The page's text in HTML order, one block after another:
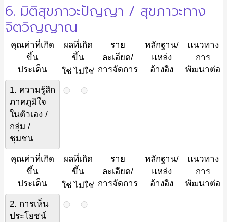
6. มิติสุขภาวะปัญญา / สุขภาวะทาง
จิตวิญญาณ
คุณค่าที่เกิด
ขึ้น
ประเด็น
ผลที่เกิด
ขึ้น
ราย
ละเอียด/
การจัดการ
หลักฐาน/
แหล่ง
อ้างอิง
แนวทาง
การ
พัฒนาต่อ
ใช่ ไม่ใช่
1. ความรู้สึก
ภาคภูมิใจ
ในตัวเอง /
กลุ่ม /
ชุมชน
คุณค่าที่เกิด
ขึ้น
ประเด็น
ผลที่เกิด
ขึ้น
ราย
ละเอียด/
การจัดการ
หลักฐาน/
แหล่ง
อ้างอิง
แนวทาง
การ
พัฒนาต่อ
ใช่ ไม่ใช่
2. การเห็น
ประโยชน์